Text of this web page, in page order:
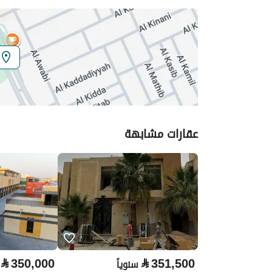
المنطقة
منطقة الرياض
المدينة
الرياض
الحي
الربيع
اسم الشارع
طريق الملك عبدالعزيز
الرمز البريدي
تفاصيل العقار
نوع الإعلان
للإيجار
استخدام العقار
نوع العقار
مجمع
عقارات مشابهة
⃁351,500 سنوياً ⃁350,000